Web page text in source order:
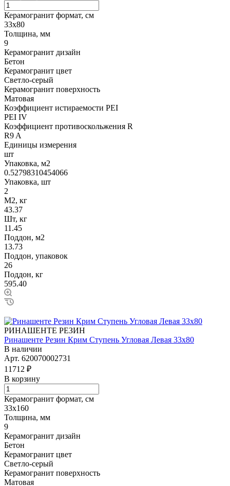
Керамогранит формат, см
33х80
Толщина, мм
9
Керамогранит дизайн
Бетон
Керамогранит цвет
Светло-серый
Керамогранит поверхность
Матовая
Коэффициент истираемости PEI
PEI IV
Коэффициент противоскольжения R
R9 A
Единицы измерения
шт
Упаковка, м2
0.52798310454066
Упаковка, шт
2
М2, кг
43.37
Шт, кг
11.45
Поддон, м2
13.73
Поддон, упаковок
26
Поддон, кг
595.40
РИНАШЕНТЕ РЕЗИН
Ринашенте Резин Крим Ступень Угловая Левая 33х80
В наличии
Арт. 620070002731
11712 ₽
В корзину
Керамогранит формат, см
33х160
Толщина, мм
9
Керамогранит дизайн
Бетон
Керамогранит цвет
Светло-серый
Керамогранит поверхность
Матовая